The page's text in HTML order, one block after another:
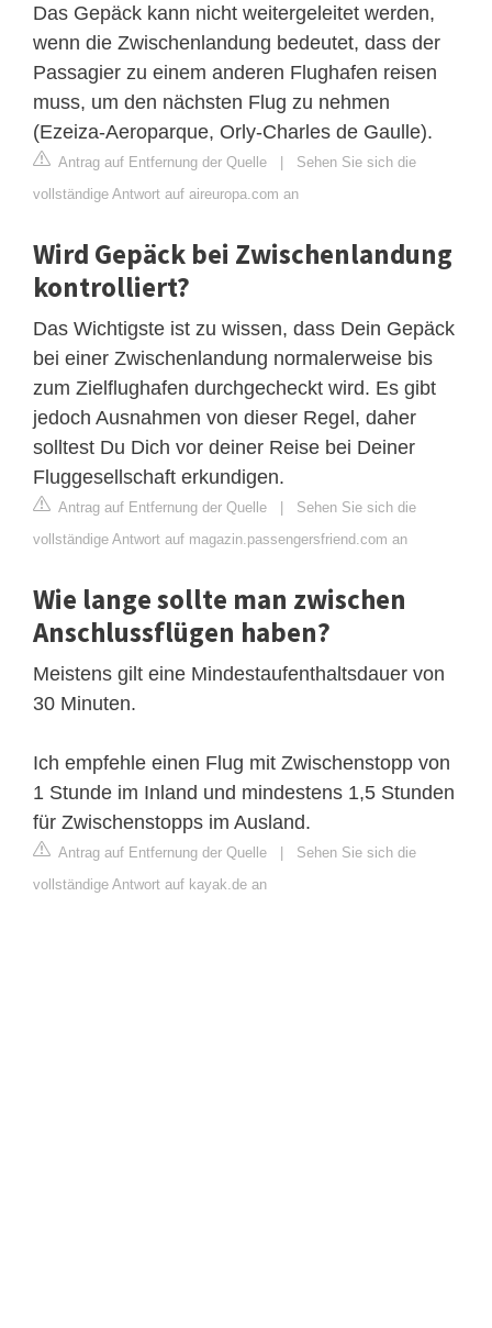
Das Gepäck kann nicht weitergeleitet werden,
wenn die Zwischenlandung bedeutet, dass der
Passagier zu einem anderen Flughafen reisen
muss, um den nächsten Flug zu nehmen
(Ezeiza-Aeroparque, Orly-Charles de Gaulle).
Antrag auf Entfernung der Quelle | Sehen Sie sich die
vollständige Antwort auf aireuropa.com an
Wird Gepäck bei Zwischenlandung
kontrolliert?
Das Wichtigste ist zu wissen, dass Dein Gepäck
bei einer Zwischenlandung normalerweise bis
zum Zielflughafen durchgecheckt wird. Es gibt
jedoch Ausnahmen von dieser Regel, daher
solltest Du Dich vor deiner Reise bei Deiner
Fluggesellschaft erkundigen.
Antrag auf Entfernung der Quelle | Sehen Sie sich die
vollständige Antwort auf magazin.passengersfriend.com an
Wie lange sollte man zwischen
Anschlussflügen haben?
Meistens gilt eine Mindestaufenthaltsdauer von
30 Minuten.
Ich empfehle einen Flug mit Zwischenstopp von
1 Stunde im Inland und mindestens 1,5 Stunden
für Zwischenstopps im Ausland.
Antrag auf Entfernung der Quelle | Sehen Sie sich die
vollständige Antwort auf kayak.de an